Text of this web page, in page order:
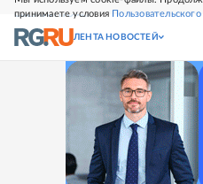
принимаете условия
СВЕЖИЙ НОМЕР
ЛЕНТА НОВОСТЕЙ